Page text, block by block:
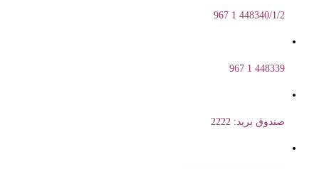
448340/1/2 1 967
448339 1 967
صندوق بريد: 2222